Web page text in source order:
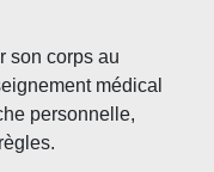
son corps au
médical
personnelle,